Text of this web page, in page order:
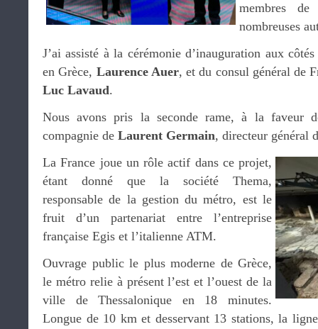
membres
nombreuses
J’ai assisté à la cérémonie d’inauguration aux
en Grèce, Laurence Auer, et du consul général de
Luc Lavaud.
Nous avons pris la seconde rame, à la faveur
compagnie de Laurent Germain, directeur général
La France joue un rôle actif dans ce projet,
étant donné que la société Thema,
responsable de la gestion du métro, est le
fruit d’un partenariat entre l’entreprise
française Egis et l’italienne ATM.
Ouvrage public le plus moderne de Grèce,
le métro relie à présent l’est et l’ouest de la
ville de Thessalonique en 18 minutes.
Longue de 10 km et desservant 13 stations, la